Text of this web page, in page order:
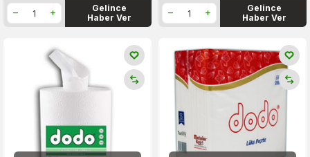
Gelince
Haber Ver
Gelince
Haber Ver